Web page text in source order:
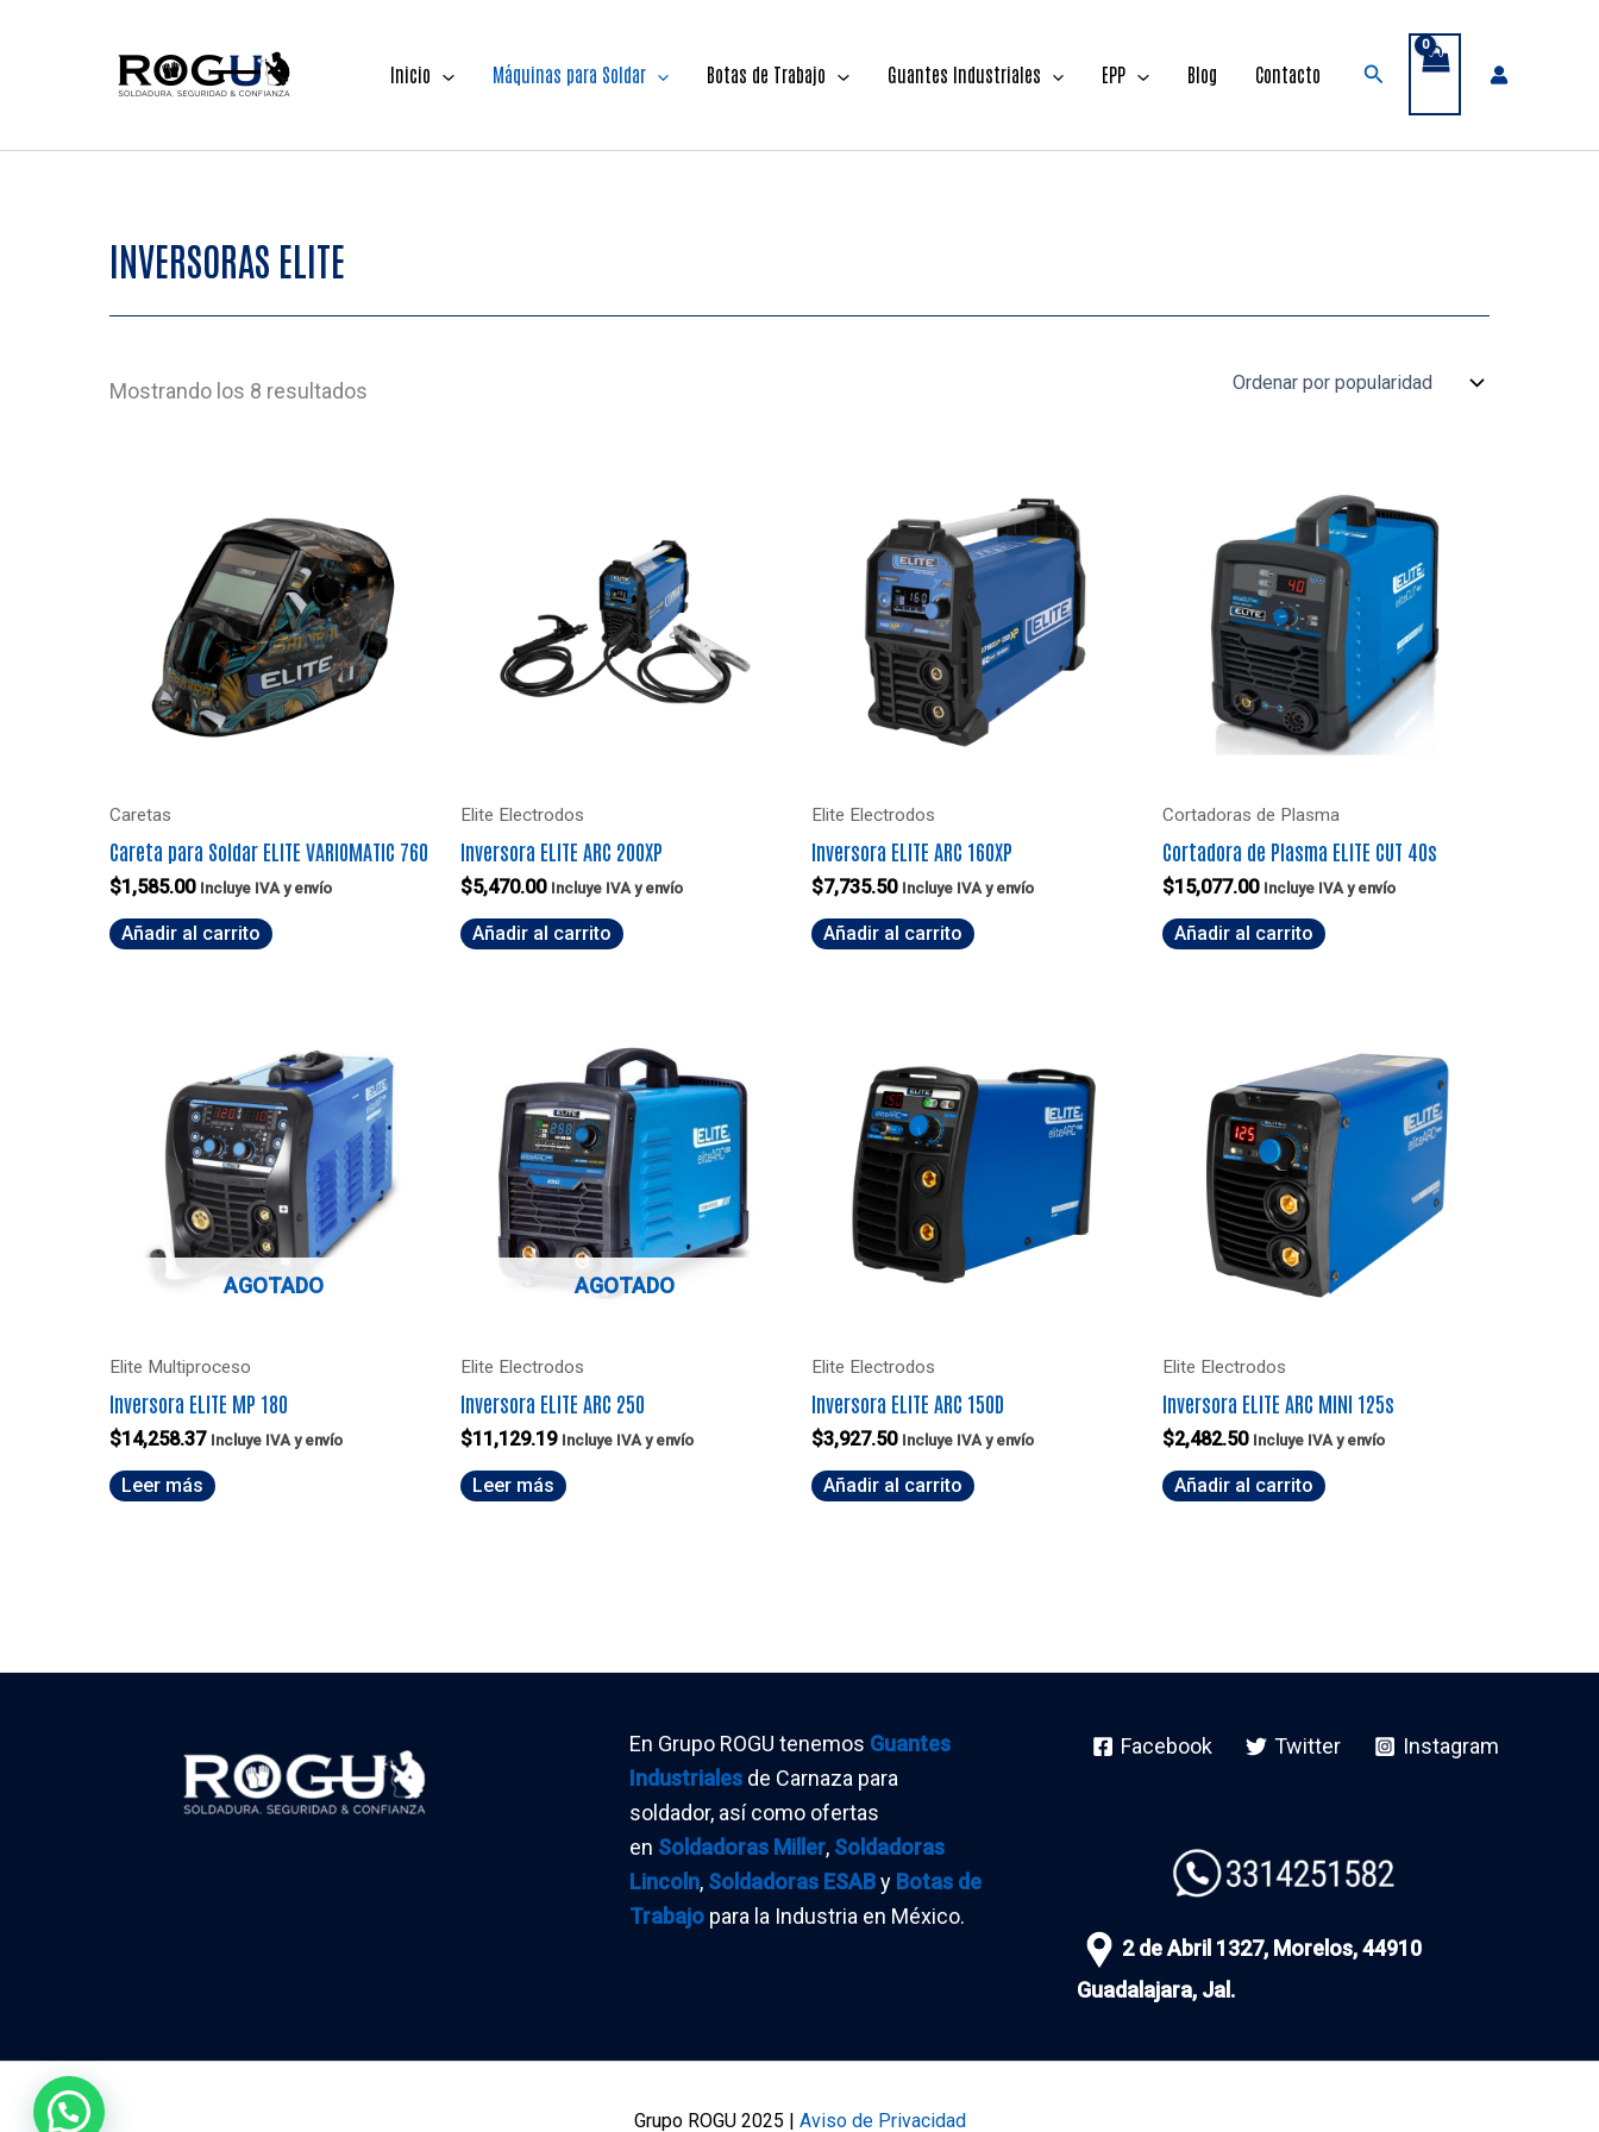
Inicio Máquinas para Soldar Botas de Trabajo Guantes Industriales EPP Blog Contacto Buscar
INVERSORAS ELITE
Mostrando los 8 resultados
Caretas
Careta para Soldar ELITE VARIOMATIC 760
$1,585.00 Incluye IVA y envío
Añadir al carrito
Elite Electrodos
Inversora ELITE ARC 200XP
$5,470.00 Incluye IVA y envío
Añadir al carrito
Elite Electrodos
Inversora ELITE ARC 160XP
$7,735.50 Incluye IVA y envío
Añadir al carrito
Cortadoras de Plasma
Cortadora de Plasma ELITE CUT 40s
$15,077.00 Incluye IVA y envío
Añadir al carrito
AGOTADO
Elite Multiproceso
Inversora ELITE MP 180
$14,258.37 Incluye IVA y envío
Leer más
AGOTADO
Elite Electrodos
Inversora ELITE ARC 250
$11,129.19 Incluye IVA y envío
Leer más
Elite Electrodos
Inversora ELITE ARC 150D
$3,927.50 Incluye IVA y envío
Añadir al carrito
Elite Electrodos
Inversora ELITE ARC MINI 125s
$2,482.50 Incluye IVA y envío
Añadir al carrito
En Grupo ROGU tenemos Guantes
Industriales de Carnaza para
soldador, así como ofertas
en Soldadoras Miller, Soldadoras
Lincoln, Soldadoras ESABy Botas de
Trabajo para la Industria en México.
Facebook Twitter Instagram
2 de Abril 1327, Morelos, 44910
Guadalajara, Jal.
Grupo ROGU 2025 | Aviso de Privacidad